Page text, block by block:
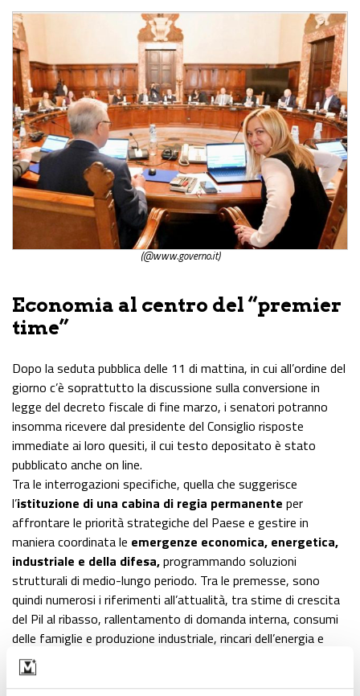
(@www.governo.it)
Economia al centro del “premier
time”
Dopo la seduta pubblica delle 11 di mattina, in cui all’ordine del
giorno c’è soprattutto la discussione sulla conversione in
legge del decreto fiscale di fine marzo, i senatori potranno
insomma ricevere dal presidente del Consiglio risposte
immediate ai loro quesiti, il cui testo depositato è stato
pubblicato anche on line.
Tra le interrogazioni specifiche, quella che suggerisce
l’istituzione di una cabina di regia permanente per
affrontare le priorità strategiche del Paese e gestire in
maniera coordinata le emergenze economica, energetica,
industriale e della difesa,programmando soluzioni
strutturali di medio-lungo periodo. Tra le premesse, sono
quindi numerosi i riferimenti all’attualità, tra stime di crescita
del Pil al ribasso, rallentamento di domanda interna, consumi
delle famiglie e produzione industriale, rincari dell’energia e
conseguente crisi energetica, riproponendo anche il tema del
nucleare.